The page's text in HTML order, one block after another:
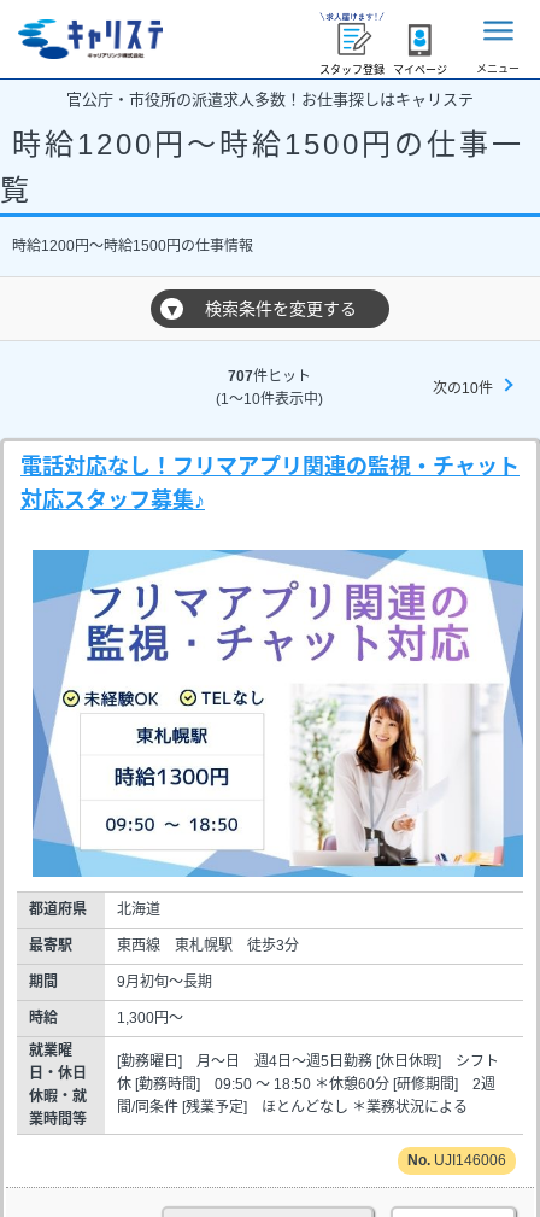
スタッフ登録 マイページ メニュー
官公庁・市役所の派遣求人多数！お仕事探しはキャリステ
時給1200円～時給1500円の仕事一
覧
時給1200円～時給1500円の仕事情報
▼ 検索条件を変更する
707件ヒット
(1～10件表示中)
次の10件
電話対応なし！フリマアプリ関連の監視・チャット
対応スタッフ募集♪
都道府県 北海道
最寄駅 東西線 東札幌駅 徒歩3分
期間 9月初旬～長期
時給
1,300円～
就業曜
日・休日
休暇・就
業時間等
[勤務曜日] 月～日 週4日～週5日勤務 [休日休暇] シフト
休 [勤務時間] 09:50 ～ 18:50 ＊休憩60分 [研修期間] 2週
間/同条件 [残業予定] ほとんどなし ＊業務状況による
UJI146006